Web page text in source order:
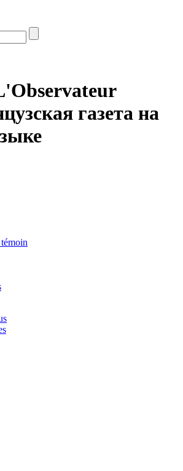
газета на